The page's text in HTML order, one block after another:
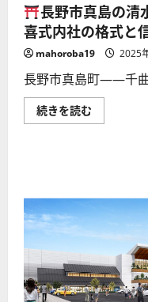
長野市真島の清
喜式内社の格式と
mahoroba19 2025
長野市真島町――千
続きを読む
長
水
神
社：
静
の
中
に
息
づ